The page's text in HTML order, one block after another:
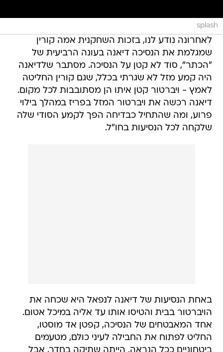
splash
לאחרונה נודע לנו, בזכות השחקנית אמה קורין
שמגלמת את הנסיכה דיאנה בעונה הרביעית של
"הכתר", סוד לא קטן על הנסיכה. מסתבר שלדיאנה
היה קמע מזל לא שגרתי בכלל, שגם קורין החליטה
לאמץ - ויברטור קטן איתו הן מסתובבות לכל מקום.
דיאנה רכשה את ויברטור המזל בפריז במהלך בילוי
פרוע, ומה שהתחיל כבדיחה הפך לקמע הסודי שלה
שלקחה לכל הנסיעות בחו"ל.
באחת הנסיעות של דיאנה לנפאל היא שכחה את
הויברטור בבית והטיסו אותו עד אליה במיכל אטום.
אחד המאבטחים של הנסיכה, קפטן אד מוסטו,
החליט לפתוח את החבילה לעיני כולם, מטעמים